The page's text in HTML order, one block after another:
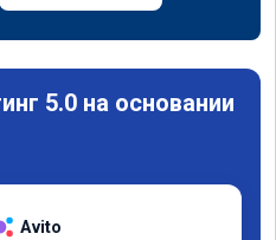
5.0 на основании
Avito